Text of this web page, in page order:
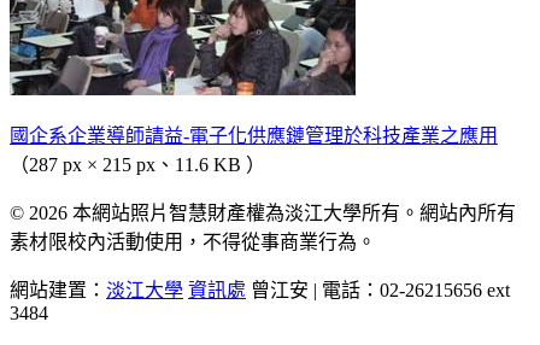
國企系企業導師請益-電子化供應鏈管理於科技產業之應用
（287 px × 215 px、11.6 KB ）
© 2026 本網站照片智慧財產權為淡江大學所有。網站內所有
素材限校內活動使用，不得從事商業行為。
網站建置： 淡江大學 資訊處 曾江安 | 電話：02-26215656 ext
3484